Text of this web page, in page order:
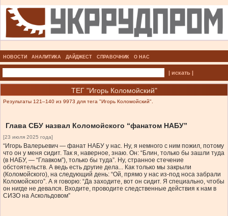
НОВОСТИ АНАЛИТИКА ДАЙДЖЕСТ СПРАВОЧНИК О НАС
| искать |
ТЕГ "Игорь Коломойский"
Результаты 121–140 из 9973 для тега "Игорь Коломойский".
Глава СБУ назвал Коломойского “фанатом НАБУ”
[23 июля 2025 года]
“Игорь Валерьевич — фанат НАБУ у нас. Ну, я немного с ним пожил, потому
что он у меня сидит. Так я, наверное, знаю. Он: “Блин, только бы зашли туда
(в НАБУ, — “Главком”), только бы туда”. Ну, странное стечение
обстоятельств. А ведь есть другие дела... Как только мы закрыли
(Коломойского), на следующий день: “Ой, прямо у нас из-под носа забрали
Коломойского”. А я говорю: “Да заходите, вот он сидит. Я специально, чтобы
он нигде не девался. Входите, проводите следственные действия к нам в
СИЗО на Аскольдовом”